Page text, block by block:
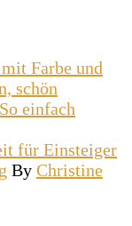
für Einsteiger
By Christine